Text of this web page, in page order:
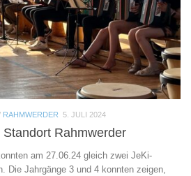
RAHMWERDER 5. JULI 2024
Rahmwerder
am 27.06.24 gleich zwei JeKi-
Die Jahrgänge 3 und 4 konnten zeigen,